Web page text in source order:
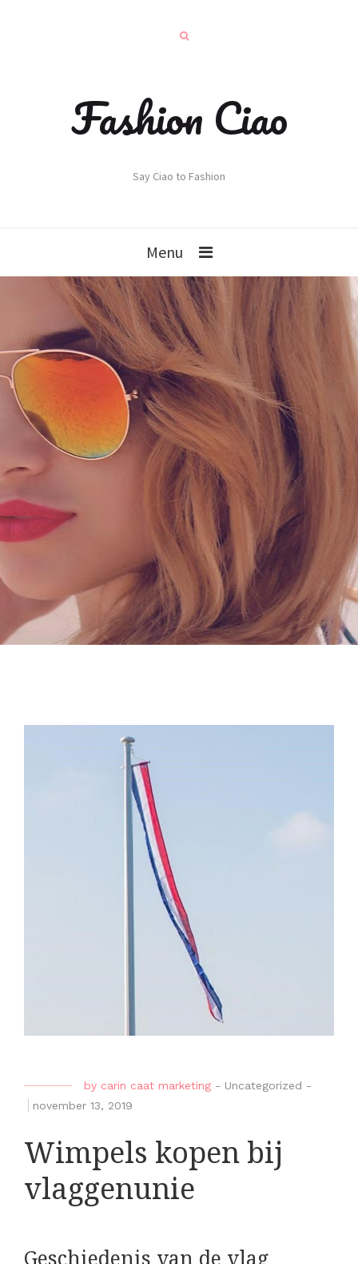
Fashion Ciao
Say Ciao to Fashion
Menu
by carin caat marketing - Uncategorized -
november 13, 2019
Wimpels kopen bij
vlaggenunie
Geschiedenis van de vlag